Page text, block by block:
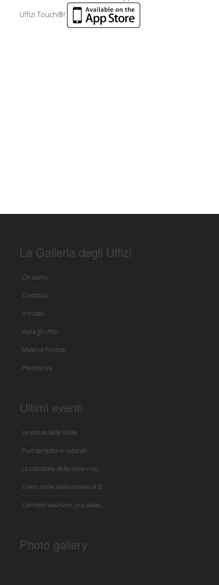
Uffizi Touch®!
La Galleria degli Uffizi
Chi siamo
Contattaci
Il museo
Visita gli Uffizi
Musei di Firenze
Prenota ora
Ultimi eventi
Le stanze delle Muse
Puro semplice e naturale
La collezione delle icone russ...
Il vero nome della Venere di B...
Corridoio vasariano: una passe...
Photo gallery